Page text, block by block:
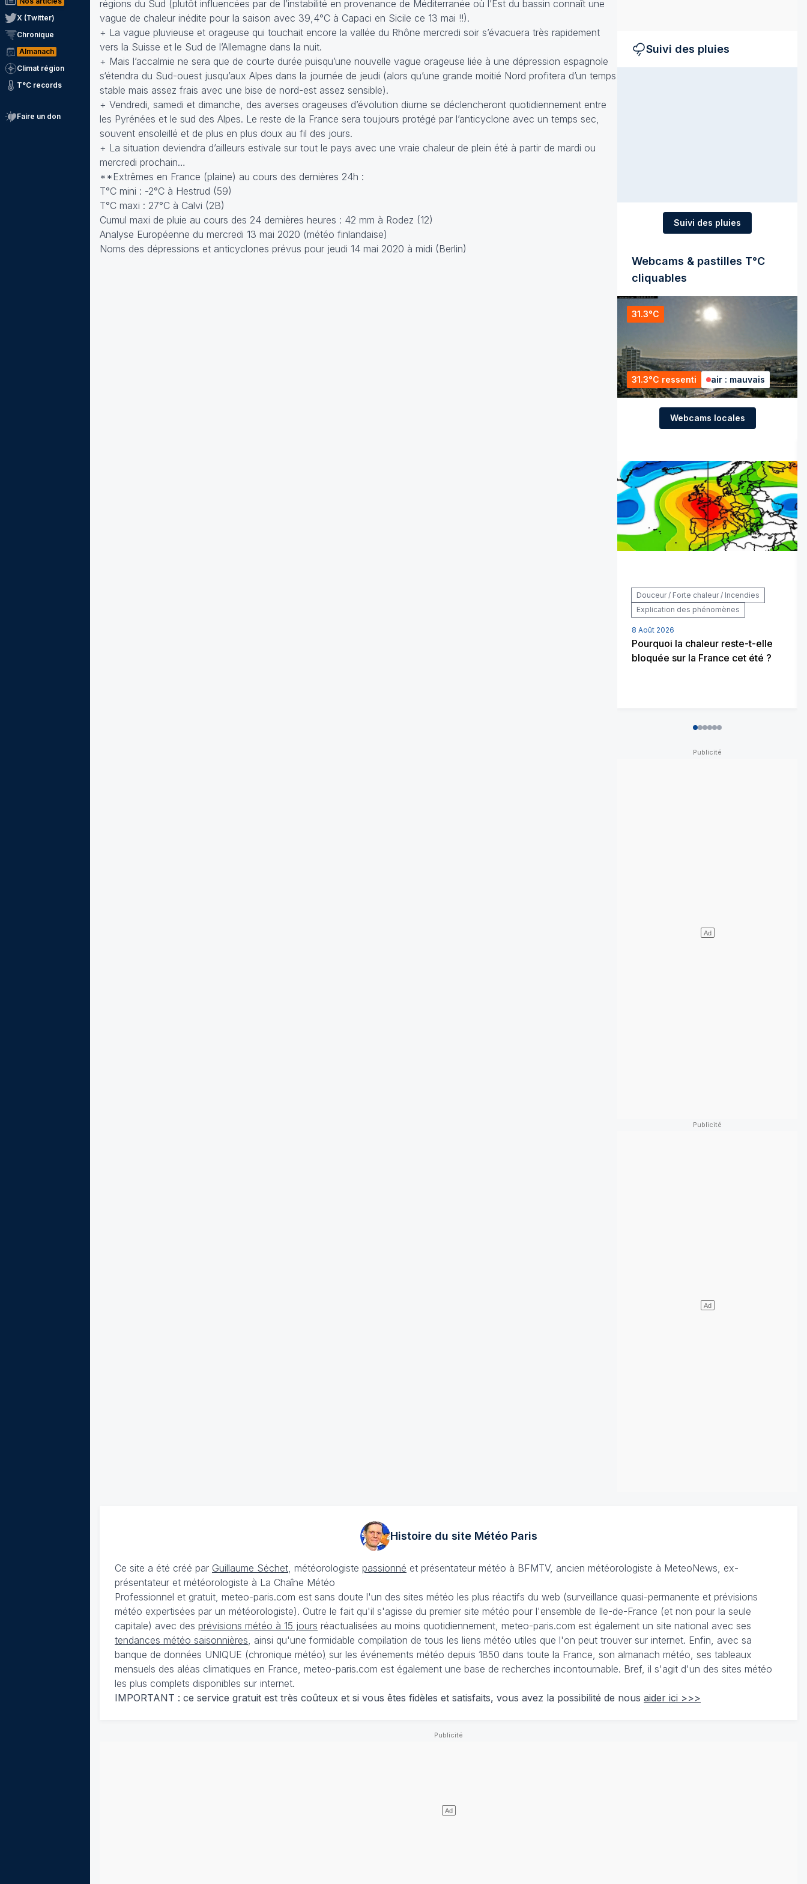
X (Twitter)
Chronique
Almanach
Climat région
T°C records
Faire un don
régions du Sud (plutôt influencées par de l’instabilité en provenance de Méditerranée où l’Est du bassin connaît une
vague de chaleur inédite pour la saison avec 39,4°C à Capaci en Sicile ce 13 mai !!).
+ La vague pluvieuse et orageuse qui touchait encore la vallée du Rhône mercredi soir s’évacuera très rapidement
vers la Suisse et le Sud de l’Allemagne dans la nuit.
+ Mais l’accalmie ne sera que de courte durée puisqu’une nouvelle vague orageuse liée à une dépression espagnole
s‘étendra du Sud-ouest jusqu’aux Alpes dans la journée de jeudi (alors qu’une grande moitié Nord profitera d’un temps
stable mais assez frais avec une bise de nord-est assez sensible).
+ Vendredi, samedi et dimanche, des averses orageuses d’évolution diurne se déclencheront quotidiennement entre
les Pyrénées et le sud des Alpes. Le reste de la France sera toujours protégé par l’anticyclone avec un temps sec,
souvent ensoleillé et de plus en plus doux au fil des jours.
+ La situation deviendra d’ailleurs estivale sur tout le pays avec une vraie chaleur de plein été à partir de mardi ou
mercredi prochain…
**Extrêmes en France (plaine) au cours des dernières 24h :
T°C mini : -2°C à Hestrud (59)
T°C maxi : 27°C à Calvi (2B)
Cumul maxi de pluie au cours des 24 dernières heures : 42 mm à Rodez (12)
Analyse Européenne du mercredi 13 mai 2020 (météo finlandaise)
Noms des dépressions et anticyclones prévus pour jeudi 14 mai 2020 à midi (Berlin)
Suivi des pluies
Suivi des pluies
Webcams & pastilles T°C
cliquables
31.3°C
31.3°C ressenti air : mauvais
Webcams locales
Douceur / Forte chaleur / Incendies
Explication des phénomènes
8 Août 2026
Pourquoi la chaleur reste-t-elle
bloquée sur la France cet été ?
012345
Histoire du site MétéoParis
Ce site a été créé par Guillaume Séchet , météorologiste passionné et présentateur météo à BFMTV, ancien météorologiste à MeteoNews, ex-
présentateur et météorologiste à La Chaîne Météo
Professionnel et gratuit, meteo-paris.com est sans doute l'un des sites météo les plus réactifs du web (surveillance quasi-permanente et prévisions
météo expertisées par un météorologiste). Outre le fait qu'il s'agisse du premier site météo pour l'ensemble de Ile-de-France (et non pour la seule
capitale) avec des prévisions météo à 15 jours réactualisées au moins quotidiennement, meteo-paris.com est également un site national avec ses
tendances météo saisonnières , ainsi qu'une formidable compilation de tous les liens météo utiles que l'on peut trouver sur internet. Enfin, avec sa
banque de données UNIQUE (chronique météo) sur les événements météo depuis 1850 dans toute la France, son almanach météo, ses tableaux
mensuels des aléas climatiques en France, meteo-paris.com est également une base de recherches incontournable. Bref, il s'agit d'un des sites météo
les plus complets disponibles sur internet.
IMPORTANT : ce service gratuit est très coûteux et si vous êtes fidèles et satisfaits, vous avez la possibilité de nous aider ici >>>